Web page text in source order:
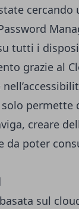
cercando
tutti i
grazie al
permette
creare
da poter
sul